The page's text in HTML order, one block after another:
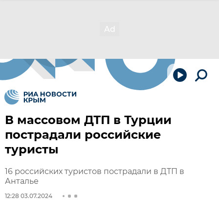
В массовом ДТП в Турции
пострадали российские
туристы
16 российских туристов пострадали в ДТП в
Анталье
12:28 03.07.2024